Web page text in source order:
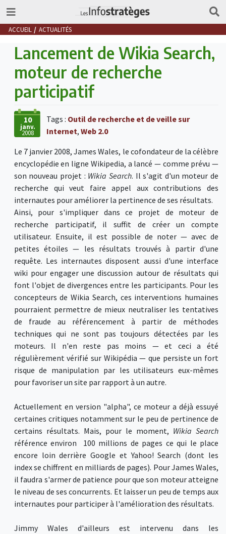
ACCUEIL ACTUALITÉS
Lancement de Wikia Search,
moteur de recherche
participatif
10
janv.
2008
Tags : Outil de recherche et de veille sur
Internet, Web 2.0
Le 7 janvier 2008, James Wales, le cofondateur de la célèbre
encyclopédie en ligne Wikipedia, a lancé — comme prévu —
son nouveau projet : Wikia Search. Il s'agit d'un moteur de
recherche qui veut faire appel aux contributions des
internautes pour améliorer la pertinence de ses résultats.
Ainsi, pour s'impliquer dans ce projet de moteur de
recherche participatif, il suffit de créer un compte
utilisateur. Ensuite, il est possible de noter — avec de
petites étoiles — les résultats trouvés à partir d'une
requête. Les internautes disposent aussi d'une interface
wiki pour engager une discussion autour de résultats qui
font l'objet de divergences entre les participants. Pour les
concepteurs de Wikia Search, ces interventions humaines
pourraient permettre de mieux neutraliser les tentatives
de fraude au référencement à partir de méthodes
techniques qui ne sont pas toujours détectées par les
moteurs. Il n'en reste pas moins — et ceci a été
régulièrement vérifié sur Wikipédia — que persiste un fort
risque de manipulation par les utilisateurs eux-mêmes
pour favoriser un site par rapport à un autre.
Actuellement en version "alpha", ce moteur a déjà essuyé
certaines critiques notamment sur le peu de pertinence de
certains résultats. Mais, pour le moment, Wikia Search
référence environ 100 millions de pages ce qui le place
encore loin derrière Google et Yahoo! Search (dont les
index se chiffrent en milliards de pages). Pour James Wales,
il faudra s'armer de patience pour que son moteur atteigne
le niveau de ses concurrents. Et laisser un peu de temps aux
internautes pour participer à l'amélioration des résultats.
Jimmy Wales d'ailleurs est intervenu dans les